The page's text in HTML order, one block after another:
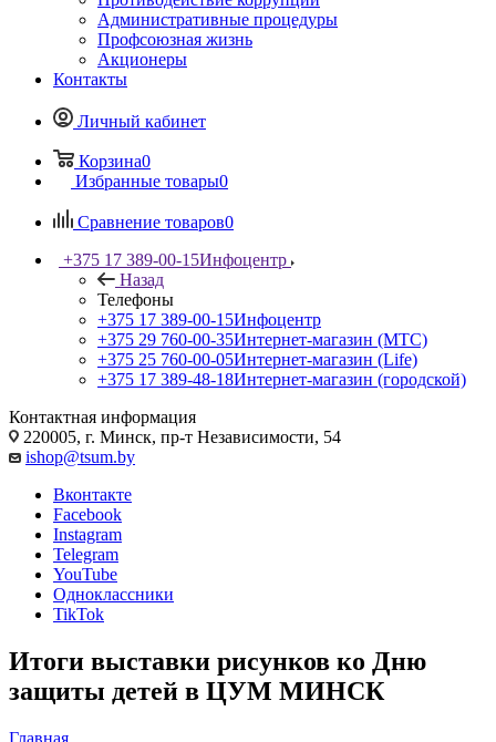
Административные процедуры
Профсоюзная жизнь
Акционеры
Контакты
Личный кабинет
Корзина0
Избранные товары0
Сравнение товаров0
+375 17 389-00-15Инфоцентр
Назад
Телефоны
+375 17 389-00-15Инфоцентр
+375 29 760-00-35Интернет-магазин (МТС)
+375 25 760-00-05Интернет-магазин (Life)
+375 17 389-48-18Интернет-магазин (городской)
Контактная информация
220005, г. Минск, пр-т Независимости, 54
ishop@tsum.by
Вконтакте
Facebook
Instagram
Telegram
YouTube
Одноклассники
TikTok
Итоги выставки рисунков ко Дню
защиты детей в ЦУМ МИНСК
Главная